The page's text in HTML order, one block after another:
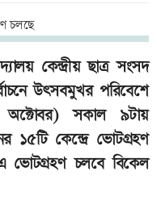
কেন্দ্রীয় ছাত্র সংসদ
উৎসবমুখর পরিবেশে
সকাল ৯টায়
১৫টি কেন্দ্রে ভোটগ্রহণ
চলবে বিকেল